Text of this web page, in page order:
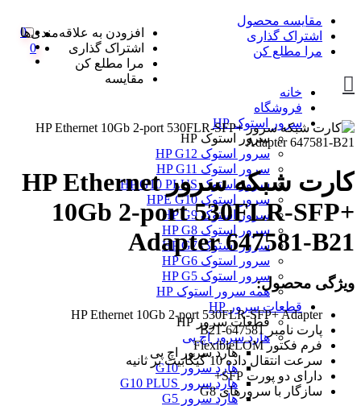
مقایسه محصول
اشتراک گذاری
مرا مطلع کن
0
0
خانه
فروشگاه
سرور استوک HP
سرور استوک HP
سرور استوک HP G12
سرور استوک HP G11
سرور استوک HP G10 PLUS
سرور استوک HPE G10
سرور استوک HP G9
سرور استوک HP G8
سرور استوک HP G7
سرور استوک HP G6
سرور استوک HP G5
همه سرور استوک HP
قطعات سرور HP
قطعات سرور HP
هارد سرور اچ پی
هارد سرور اچ پی
هارد سرور G10
هارد سرور G10 PLUS
هارد سرور G5
افزودن به علاقه‌مندی‌ها
اشتراک گذاری
مرا مطلع کن
مقایسه
کارت شبکه سرور HP Ethernet
10Gb 2-port 530FLR-SFP+
Adapter 647581-B21
ویژگی محصول:
HP Ethernet 10Gb 2-port 530FLR-SFP+ Adapter
پارت نامبر 647581-B21
فرم فکتور FlexibleLOM
سرعت انتقال داده 10 گیگابیت بر ثانیه
دارای دو پورت SFP+
سازگار با سرورهای G8